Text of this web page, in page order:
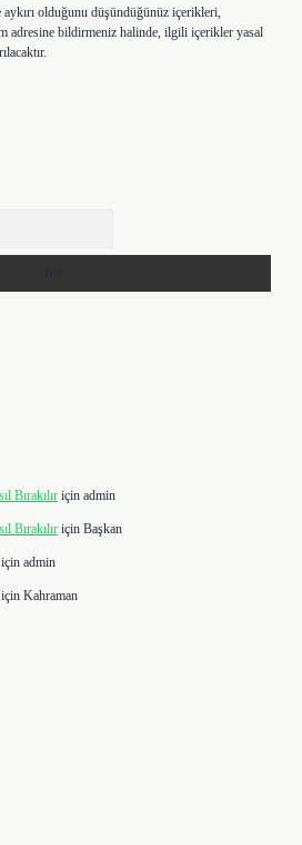
olduğunu düşündüğünüz içerikleri,
adresine bildirmeniz halinde, ilgili içerikler yasal
Bırakılır için admin
Bırakılır için Başkan
için admin
için Kahraman